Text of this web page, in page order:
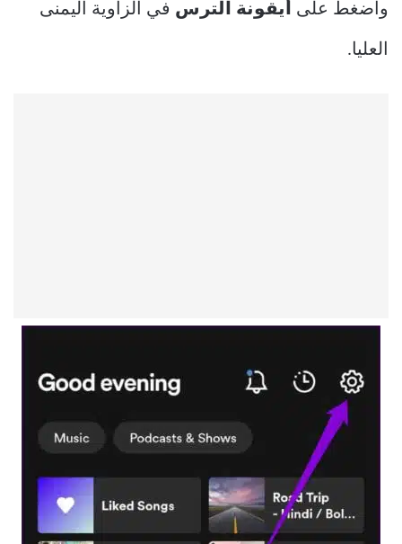
واضغط على أيقونة الترس في الزاوية اليمنى
العليا.